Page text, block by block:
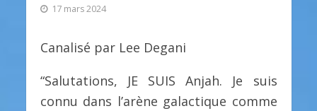
17 mars 2024
Canalisé par Lee Degani
“Salutations, JE SUIS Anjah. Je suis
connu dans l’arène galactique comme